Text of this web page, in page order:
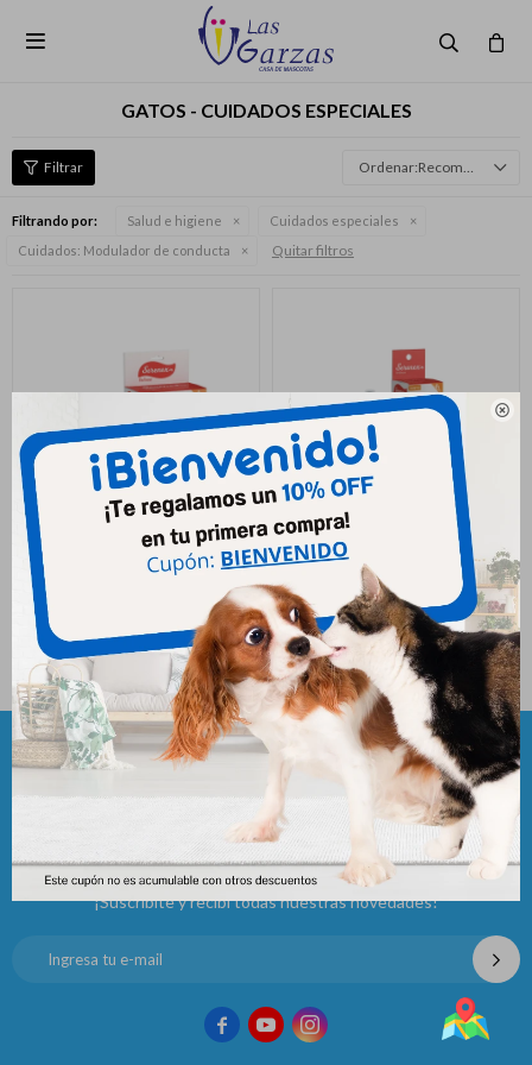


GATOS - CUIDADOS ESPECIALES
Recomendados
Filtrando por: Salud e higiene
Cuidados especiales
Cuidados: Modulador de conducta Quitar filtros
Serenex Gato Difusor Con
Serenex Gato Repuesto
$1.196
Newsletter
¡Suscribite y recibí todas nuestras novedades!
  